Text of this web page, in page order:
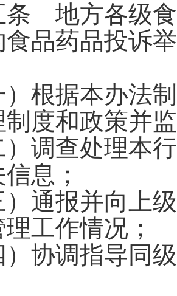
地方各级食
食品药品投诉
据本办法制
度和政策并
查处理本行
息；
报并向上级
工作情况；
调指导同级